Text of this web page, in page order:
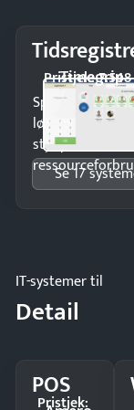
Timegrip
Pristjek:
Spar tid på
lønberegning og
styr på
Se 17
IT-systemer til
Detail
POS
Pristjek: